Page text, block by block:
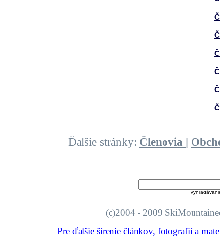
Ďalšie stránky: Členovia |
(c)2004 - 2009
Pre ďalšie šírenie článkov, fotografií a